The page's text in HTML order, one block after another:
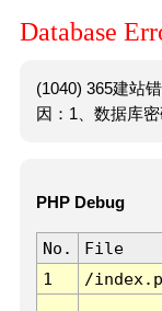
Database
(1040) 365建站
因：1、数据库
PHP Debug
No. File
1
/